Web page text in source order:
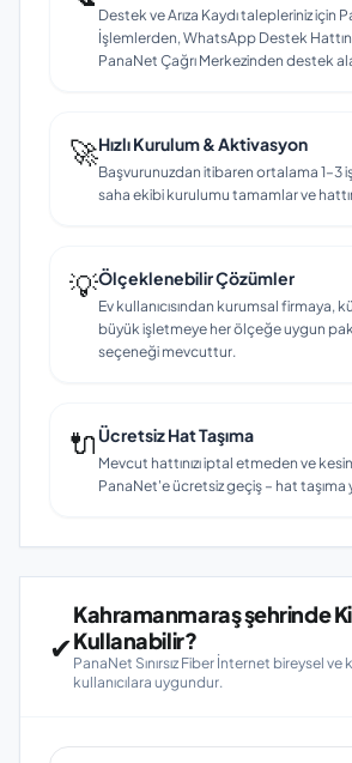
Destek ve Arıza Kaydı talepleriniz için
İşlemlerden, WhatsApp Destek
PanaNet Çağrı Merkezinden destek
🚀Hızlı Kurulum & Aktivasyon
Başvurunuzdan itibaren ortalama 1–3
saha ekibi kurulumu tamamlar ve
💡Ölçeklenebilir Çözümler
Ev kullanıcısından kurumsal firmaya,
büyük işletmeye her ölçeğe uygun
seçeneği mevcuttur.
🔌Ücretsiz Hat Taşıma
Mevcut hattınızı iptal etmeden ve
PanaNet'e ücretsiz geçiş – hat taşıma
✔
Kahramanmaraş şehrinde
Kullanabilir?
PanaNet Sınırsız Fiber İnternet bireysel ve
kullanıcılara uygundur.